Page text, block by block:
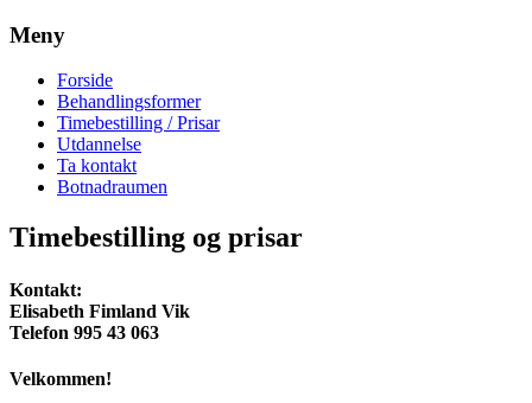
Meny
Forside
Behandlingsformer
Timebestilling / Prisar
Utdannelse
Ta kontakt
Botnadraumen
Timebestilling og prisar
Kontakt:
Elisabeth Fimland Vik
Telefon 995 43 063
Velkommen!